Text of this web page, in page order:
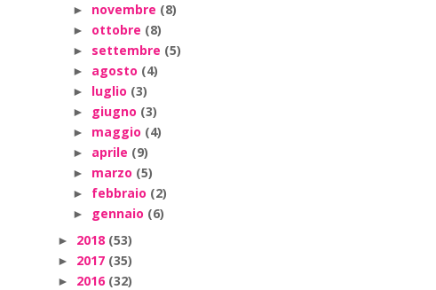
► novembre (8)
► ottobre (8)
► settembre (5)
► agosto (4)
► luglio (3)
► giugno (3)
► maggio (4)
► aprile (9)
► marzo (5)
► febbraio (2)
► gennaio (6)
► 2018 (53)
► 2017 (35)
► 2016 (32)